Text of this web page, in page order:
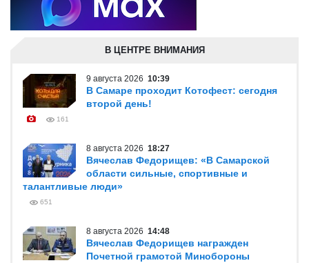
В ЦЕНТРЕ ВНИМАНИЯ
9 августа 2026 10:39
В Самаре проходит Котофест: сегодня
второй день!
161
8 августа 2026 18:27
Вячеслав Федорищев: «В Самарской
области сильные, спортивные и
талантливые люди»
651
8 августа 2026 14:48
Вячеслав Федорищев награжден
Почетной грамотой Минобороны